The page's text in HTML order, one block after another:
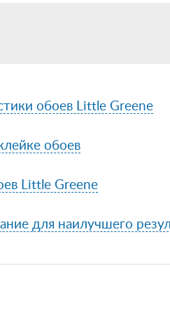
обоев Little Greene
обоев
Little Greene
для наилучшего